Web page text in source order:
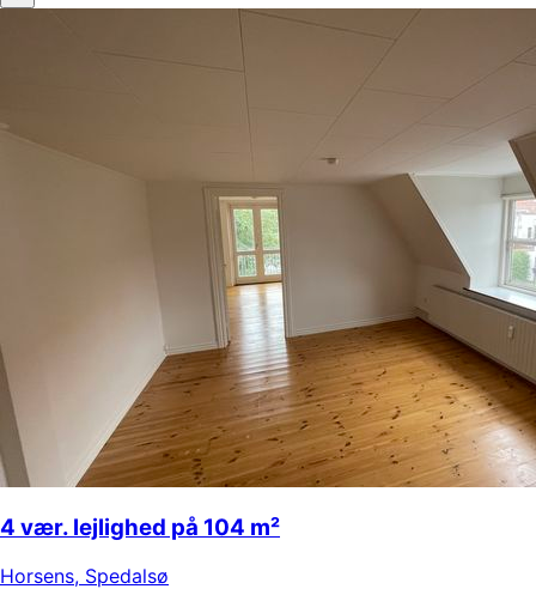
4 vær. lejlighed på 104 m²
Horsens, Spedalsø